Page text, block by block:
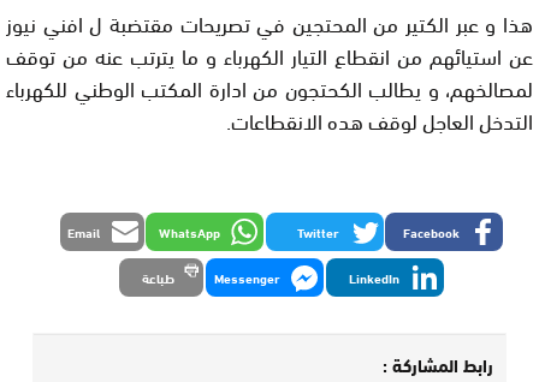
هذا و عبر الكتير من المحتجين في تصريحات مقتضبة ل افني نيوز
عن استيائهم من انقطاع التيار الكهرباء و ما يترتب عنه من توقف
لمصالخهم، و يطالب الكحتجون من ادارة المكتب الوطني للكهرباء
التدخل العاجل لوقف هده الانقطاعات.
Facebook
Twitter
WhatsApp
Email
LinkedIn
Messenger طباعة
رابط المشاركة :